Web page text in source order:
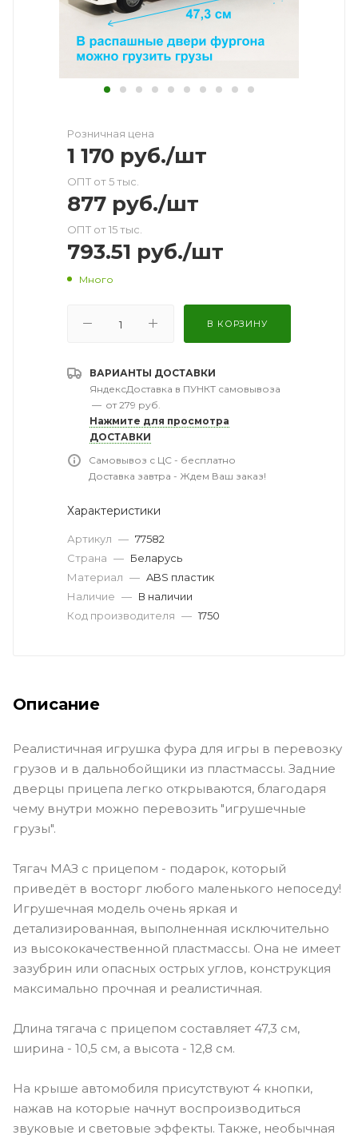
Розничная цена
1 170 руб./шт
ОПТ от 5 тыс.
877 руб./шт
ОПТ от 15 тыс.
793.51 руб./шт
Много
В КОРЗИНУ
ВАРИАНТЫ ДОСТАВКИ
ЯндексДоставка в ПУНКТ самовывоза
— от 279 руб.
Нажмите для просмотра
ДОСТАВКИ
Самовывоз с ЦС - бесплатно
Доставка завтра - Ждем Ваш заказ!
Характеристики
Артикул — 77582
Страна — Беларусь
Материал — ABS пластик
Наличие — В наличии
Код производителя — 1750
Описание
Реалистичная игрушка фура для игры в перевозку
грузов и в дальнобойщики из пластмассы. Задние
дверцы прицепа легко открываются, благодаря
чему внутри можно перевозить "игрушечные
грузы".
Тягач МАЗ с прицепом - подарок, который
приведёт в восторг любого маленького непоседу!
Игрушечная модель очень яркая и
детализированная, выполненная исключительно
из высококачественной пластмассы. Она не имеет
зазубрин или опасных острых углов, конструкция
максимально прочная и реалистичная.
Длина тягача с прицепом составляет 47,3 см,
ширина - 10,5 см, а высота - 12,8 см.
На крыше автомобиля присутствуют 4 кнопки,
нажав на которые начнут воспроизводиться
звуковые и световые эффекты. Также, необычная